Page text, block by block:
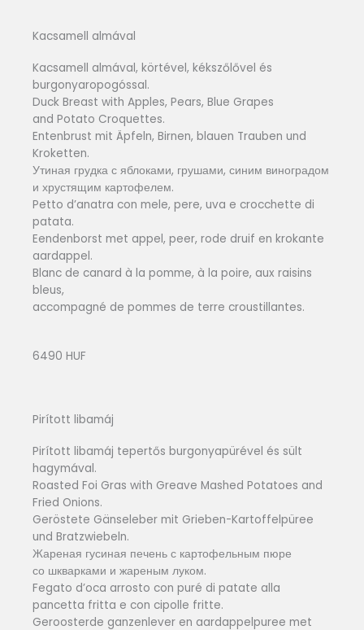
Kacsamell almával
Kacsamell almával, körtével, kékszőlővel és
burgonyaropogóssal.
Duck Breast with Apples, Pears, Blue Grapes
and Potato Croquettes.
Entenbrust mit Äpfeln, Birnen, blauen Trauben und
Kroketten.
Утиная грудка с яблоками, грушами, синим виноградом
и хрустящим картофелем.
Petto d’anatra con mele, pere, uva e crocchette di
patata.
Eendenborst met appel, peer, rode druif en krokante
aardappel.
Blanc de canard à la pomme, à la poire, aux raisins
bleus,
accompagné de pommes de terre croustillantes.
6490 HUF
Pirított libamáj
Pirított libamáj tepertős burgonyapürével és sült
hagymával.
Roasted Foi Gras with Greave Mashed Potatoes and
Fried Onions.
Geröstete Gänseleber mit Grieben-Kartoffelpüree
und Bratzwiebeln.
Жареная гусиная печень с картофельным пюре
со шкварками и жареным луком.
Fegato d’oca arrosto con puré di patate alla
pancetta fritta e con cipolle fritte.
Geroosterde ganzenlever en aardappelpuree met